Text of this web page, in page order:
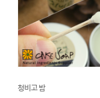
청비고 밤